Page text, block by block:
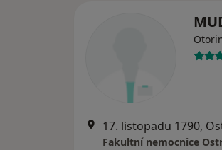
17. listopadu 1790,
Fakultní nemocnice